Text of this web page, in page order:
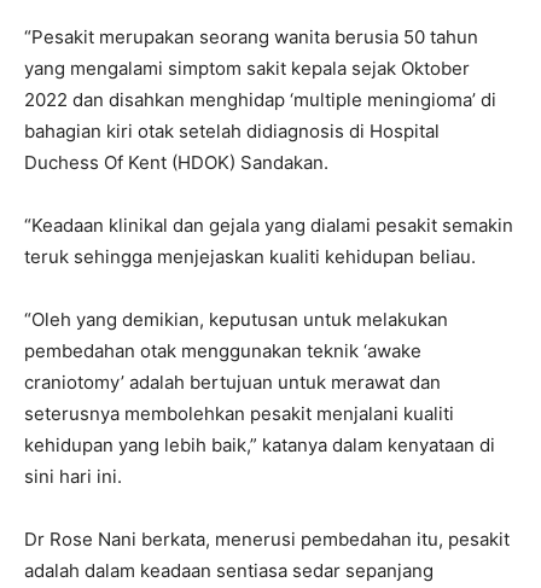
“Pesakit merupakan seorang wanita berusia 50 tahun
yang mengalami simptom sakit kepala sejak Oktober
2022 dan disahkan menghidap ‘multiple meningioma’ di
bahagian kiri otak setelah didiagnosis di Hospital
Duchess Of Kent (HDOK) Sandakan.
“Keadaan klinikal dan gejala yang dialami pesakit semakin
teruk sehingga menjejaskan kualiti kehidupan beliau.
“Oleh yang demikian, keputusan untuk melakukan
pembedahan otak menggunakan teknik ‘awake
craniotomy’ adalah bertujuan untuk merawat dan
seterusnya membolehkan pesakit menjalani kualiti
kehidupan yang lebih baik,” katanya dalam kenyataan di
sini hari ini.
Dr Rose Nani berkata, menerusi pembedahan itu, pesakit
adalah dalam keadaan sentiasa sedar sepanjang